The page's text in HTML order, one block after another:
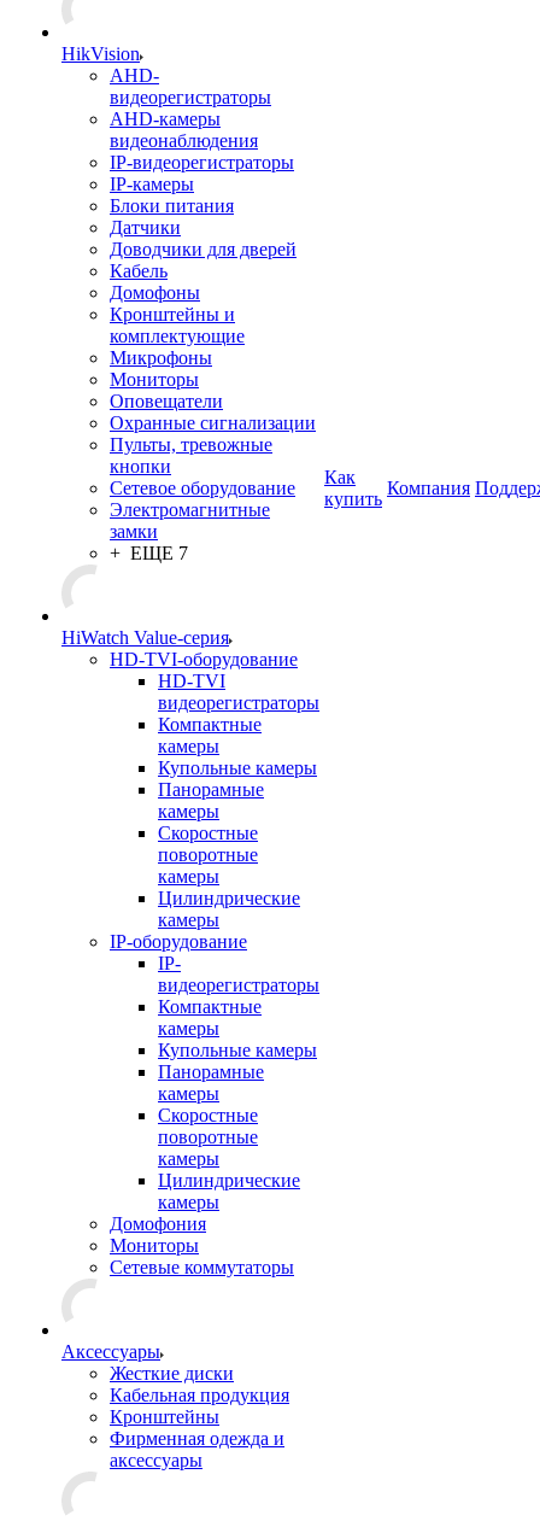
HikVision
AHD-
видеорегистраторы
AHD-камеры
видеонаблюдения
IP-видеорегистраторы
IP-камеры
Блоки питания
Датчики
Доводчики для дверей
Кабель
Домофоны
Кронштейны и
комплектующие
Микрофоны
Мониторы
Оповещатели
Охранные сигнализации
Пульты, тревожные
кнопки
Сетевое оборудование
Электромагнитные
замки
+ ЕЩЕ 7
HiWatch Value-серия
HD-TVI-оборудование
HD-TVI
видеорегистраторы
Компактные
камеры
Купольные камеры
Панорамные
камеры
Скоростные
поворотные
камеры
Цилиндрические
камеры
IP-оборудование
IP-
видеорегистраторы
Компактные
камеры
Купольные камеры
Панорамные
камеры
Скоростные
поворотные
камеры
Цилиндрические
камеры
Домофония
Мониторы
Сетевые коммутаторы
Аксессуары
Жесткие диски
Кабельная продукция
Кронштейны
Фирменная одежда и
аксессуары
Как
купить
Компания